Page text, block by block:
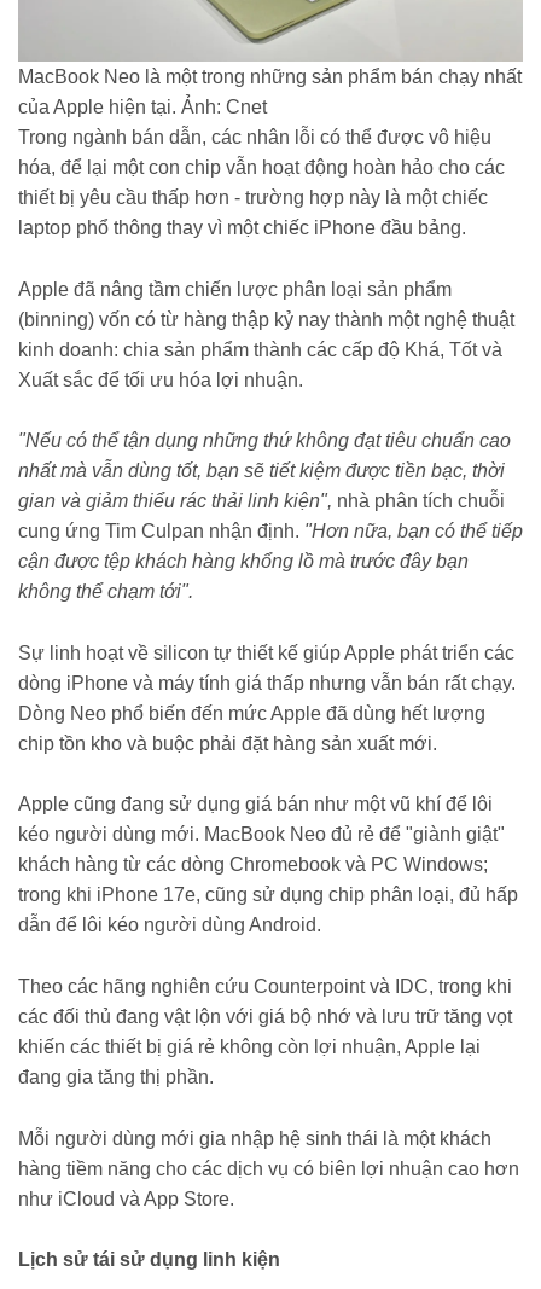
MacBook Neo là một trong những sản phẩm bán chạy nhất
của Apple hiện tại. Ảnh: Cnet
Trong ngành bán dẫn, các nhân lỗi có thể được vô hiệu
hóa, để lại một con chip vẫn hoạt động hoàn hảo cho các
thiết bị yêu cầu thấp hơn - trường hợp này là một chiếc
laptop phổ thông thay vì một chiếc iPhone đầu bảng.
Apple đã nâng tầm chiến lược phân loại sản phẩm
(binning) vốn có từ hàng thập kỷ nay thành một nghệ thuật
kinh doanh: chia sản phẩm thành các cấp độ Khá, Tốt và
Xuất sắc để tối ưu hóa lợi nhuận.
"Nếu có thể tận dụng những thứ không đạt tiêu chuẩn cao
nhất mà vẫn dùng tốt, bạn sẽ tiết kiệm được tiền bạc, thời
gian và giảm thiểu rác thải linh kiện", nhà phân tích chuỗi
cung ứng Tim Culpan nhận định. "Hơn nữa, bạn có thể tiếp
cận được tệp khách hàng khổng lồ mà trước đây bạn
không thể chạm tới".
Sự linh hoạt về silicon tự thiết kế giúp Apple phát triển các
dòng iPhone và máy tính giá thấp nhưng vẫn bán rất chạy.
Dòng Neo phổ biến đến mức Apple đã dùng hết lượng
chip tồn kho và buộc phải đặt hàng sản xuất mới.
Apple cũng đang sử dụng giá bán như một vũ khí để lôi
kéo người dùng mới. MacBook Neo đủ rẻ để "giành giật"
khách hàng từ các dòng Chromebook và PC Windows;
trong khi iPhone 17e, cũng sử dụng chip phân loại, đủ hấp
dẫn để lôi kéo người dùng Android.
Theo các hãng nghiên cứu Counterpoint và IDC, trong khi
các đối thủ đang vật lộn với giá bộ nhớ và lưu trữ tăng vọt
khiến các thiết bị giá rẻ không còn lợi nhuận, Apple lại
đang gia tăng thị phần.
Mỗi người dùng mới gia nhập hệ sinh thái là một khách
hàng tiềm năng cho các dịch vụ có biên lợi nhuận cao hơn
như iCloud và App Store.
Lịch sử tái sử dụng linh kiện